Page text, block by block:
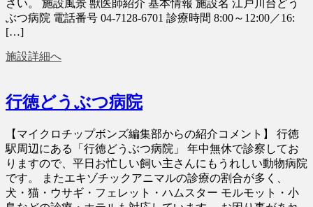
さい。 施設風景 獣医師紹介 基本情報 施設名 江戸川台どう
ぶつ病院 電話番号 04-7128-6701 診療時間 8:00～12:00／16:
[…]
施設詳細へ
行徳どうぶつ病院
【マイクロチップボンズ編集部からの紹介コメント】 行徳
駅周辺にある「行徳どうぶつ病院」 年中無休で診察してお
りますので、平日お忙しい飼い主さんにもうれしい動物病院
です。 またエキゾチックアニマルの診療の割合が多く、
犬・猫・ウサギ・フェレット・ハムスター モルモット・小